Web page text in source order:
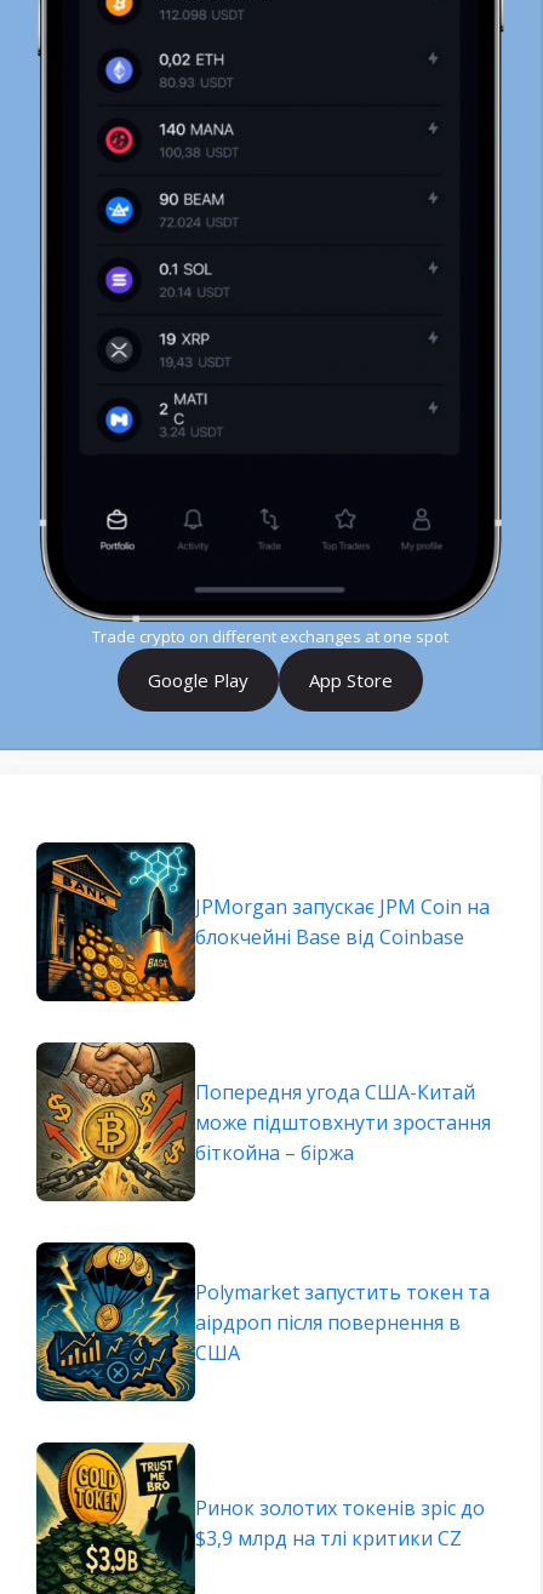
Trade crypto on different exchanges at one spot
Google Play App Store
JPMorgan запускає JPM Coin на
блокчейні Base від Coinbase
Попередня угода США-Китай
може підштовхнути зростання
біткойна – біржа
Polymarket запустить токен та
аірдроп після повернення в
США
Ринок золотих токенів зріс до
$3,9 млрд на тлі критики CZ